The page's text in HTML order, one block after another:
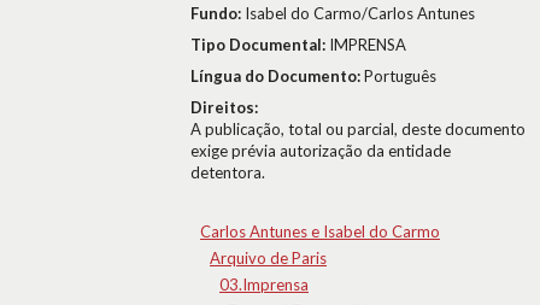
Fundo: Isabel do Carmo/Carlos Antunes
Tipo Documental: IMPRENSA
Língua do Documento:Português
Direitos:
A publicação, total ou parcial, deste documento
exige prévia autorização da entidade
detentora.
Carlos Antunes e Isabel do Carmo
Arquivo de Paris
03.Imprensa